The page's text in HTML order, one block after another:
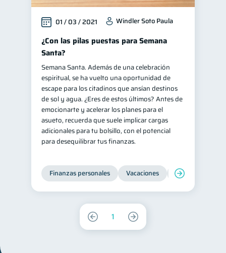
01 / 03 / 2021 Windler Soto Paula
¿Con las pilas puestas para Semana
Santa?
Semana Santa. Además de una celebración
espiritual, se ha vuelto una oportunidad de
escape para los citadinos que ansían destinos
de sol y agua. ¿Eres de estos últimos? Antes de
emocionarte y acelerar los planes para el
asueto, recuerda que suele implicar cargas
adicionales para tu bolsillo, con el potencial
para desequilibrar tus finanzas.
Finanzas personales Vacaciones Organización
1